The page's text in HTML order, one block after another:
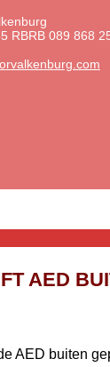
RBRB 089 868
kenburg. com
AED
AED buiten